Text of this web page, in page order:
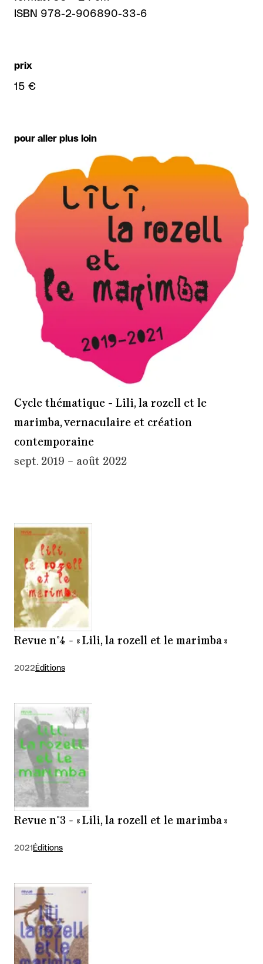
ISBN 978-2-906890-33-6
prix
15 €
pour aller plus loin
Cycle thématique - Lili, la rozell et le
marimba, vernaculaire et création
contemporaine
sept. 2019 – août 2022
Revue n°4 - « Lili, la rozell et le marimba »
2022 Éditions
Revue n°3 - « Lili, la rozell et le marimba »
2021 Éditions